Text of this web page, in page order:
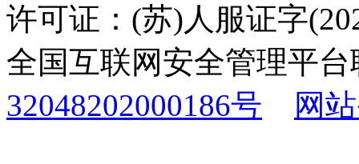
许可证：(苏)人服证字
全国互联网安全管理平
32048202000186号
网